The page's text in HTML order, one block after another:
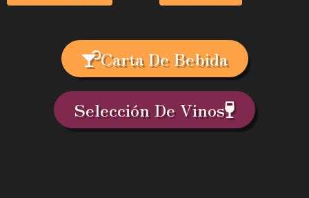
Carta De Bebida
Selección De Vinos